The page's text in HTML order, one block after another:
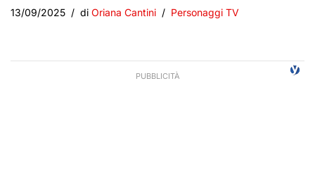
13/09/2025 di Oriana Cantini Personaggi TV